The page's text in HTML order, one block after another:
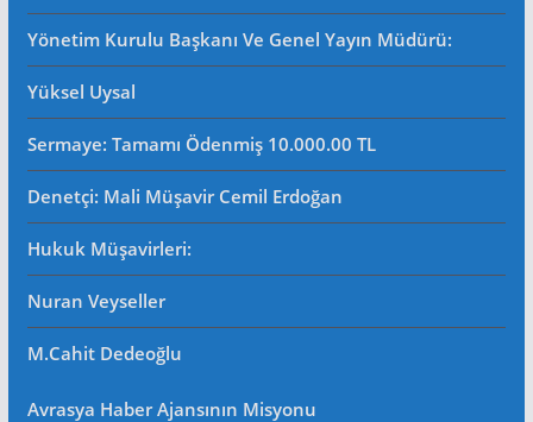
Yönetim Kurulu Başkanı Ve Genel Yayın Müdürü:
Yüksel Uysal
Sermaye: Tamamı Ödenmiş 10.000.00 TL
Denetçi: Mali Müşavir Cemil Erdoğan
Hukuk Müşavirleri:
Nuran Veyseller
M.Cahit Dedeoğlu
Avrasya Haber Ajansının Misyonu